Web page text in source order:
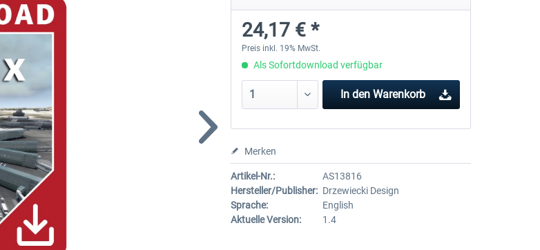
24,17 € *
Preis inkl. 19% MwSt.
Als Sofortdownload verfügbar
In den Warenkorb
Merken
Artikel-Nr.:
AS13816
Hersteller/Publisher: Drzewiecki Design
Sprache:
English
Aktuelle Version:
1.4